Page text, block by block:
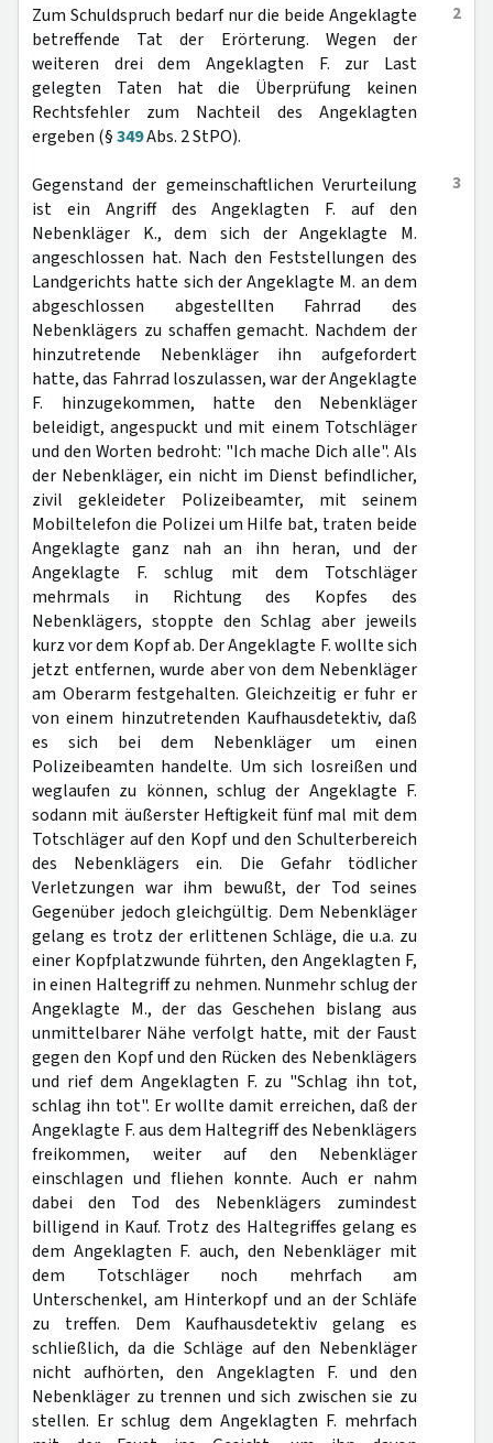
2
Zum Schuldspruch bedarf nur die beide Angeklagte
betreffende Tat der Erörterung. Wegen der
weiteren drei dem Angeklagten F. zur Last
gelegten Taten hat die Überprüfung keinen
Rechtsfehler zum Nachteil des Angeklagten
ergeben (§349Abs. 2 StPO).
3
Gegenstand der gemeinschaftlichen Verurteilung
ist ein Angriff des Angeklagten F. auf den
Nebenkläger K., dem sich der Angeklagte M.
angeschlossen hat. Nach den Feststellungen des
Landgerichts hatte sich der Angeklagte M. an dem
abgeschlossen abgestellten Fahrrad des
Nebenklägers zu schaffen gemacht. Nachdem der
hinzutretende Nebenkläger ihn aufgefordert
hatte, das Fahrrad loszulassen, war der Angeklagte
F. hinzugekommen, hatte den Nebenkläger
beleidigt, angespuckt und mit einem Totschläger
und den Worten bedroht: "Ich mache Dich alle". Als
der Nebenkläger, ein nicht im Dienst befindlicher,
zivil gekleideter Polizeibeamter, mit seinem
Mobiltelefon die Polizei um Hilfe bat, traten beide
Angeklagte ganz nah an ihn heran, und der
Angeklagte F. schlug mit dem Totschläger
mehrmals in Richtung des Kopfes des
Nebenklägers, stoppte den Schlag aber jeweils
kurz vor dem Kopf ab. Der Angeklagte F. wollte sich
jetzt entfernen, wurde aber von dem Nebenkläger
am Oberarm festgehalten. Gleichzeitig er fuhr er
von einem hinzutretenden Kaufhausdetektiv, daß
es sich bei dem Nebenkläger um einen
Polizeibeamten handelte. Um sich losreißen und
weglaufen zu können, schlug der Angeklagte F.
sodann mit äußerster Heftigkeit fünf mal mit dem
Totschläger auf den Kopf und den Schulterbereich
des Nebenklägers ein. Die Gefahr tödlicher
Verletzungen war ihm bewußt, der Tod seines
Gegenüber jedoch gleichgültig. Dem Nebenkläger
gelang es trotz der erlittenen Schläge, die u.a. zu
einer Kopfplatzwunde führten, den Angeklagten F,
in einen Haltegriff zu nehmen. Nunmehr schlug der
Angeklagte M., der das Geschehen bislang aus
unmittelbarer Nähe verfolgt hatte, mit der Faust
gegen den Kopf und den Rücken des Nebenklägers
und rief dem Angeklagten F. zu "Schlag ihn tot,
schlag ihn tot". Er wollte damit erreichen, daß der
Angeklagte F. aus dem Haltegriff des Nebenklägers
freikommen, weiter auf den Nebenkläger
einschlagen und fliehen konnte. Auch er nahm
dabei den Tod des Nebenklägers zumindest
billigend in Kauf. Trotz des Haltegriffes gelang es
dem Angeklagten F. auch, den Nebenkläger mit
dem Totschläger noch mehrfach am
Unterschenkel, am Hinterkopf und an der Schläfe
zu treffen. Dem Kaufhausdetektiv gelang es
schließlich, da die Schläge auf den Nebenkläger
nicht aufhörten, den Angeklagten F. und den
Nebenkläger zu trennen und sich zwischen sie zu
stellen. Er schlug dem Angeklagten F. mehrfach